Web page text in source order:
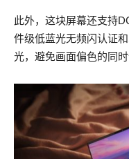
此外，这块屏幕还支持
件级低蓝光无频闪认证
光，避免画面偏色的同